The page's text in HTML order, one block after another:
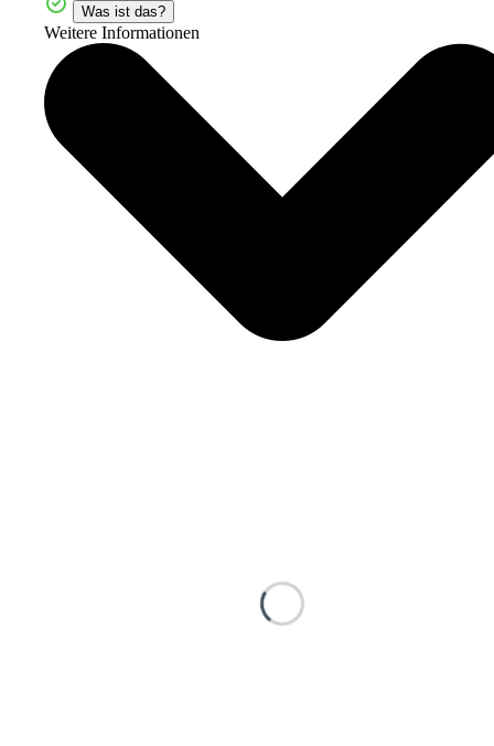
Was ist das?
Weitere Informationen